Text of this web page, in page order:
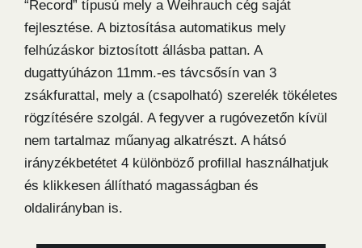
“Record” típusú mely a Weihrauch cég saját
fejlesztése. A biztosítása automatikus mely
felhúzáskor biztosított állásba pattan. A
dugattyúházon 11mm.-es távcsősín van 3
zsákfurattal, mely a (csapolható) szerelék tökéletes
rögzítésére szolgál. A fegyver a rugóvezetőn kívül
nem tartalmaz műanyag alkatrészt. A hátsó
irányzékbetétet 4 különböző profillal használhatjuk
és klikkesen állítható magasságban és
oldalirányban is.